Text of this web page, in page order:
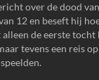
over de dood
12 en beseft hij
de eerste
tevens een reis